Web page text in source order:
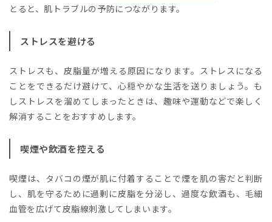
とると、肌トラブルの予防につながります。
ストレスを避ける
ストレスも、皮脂量が増える原因になります。ストレスになる
ことをできるだけ避けて、心穏やかな生活を送りましょう。も
しストレスを溜めてしまったときは、趣味や運動などで楽しく
解消することをおすすめします。
喫煙や飲酒を控える
喫煙は、タバコの煙が肌に付着することで煙を肌の害だと判断
し、肌を守るために過剰に皮脂を分泌し、過度な飲酒も、毛細
血管を広げて皮脂線刺激してしまいます。